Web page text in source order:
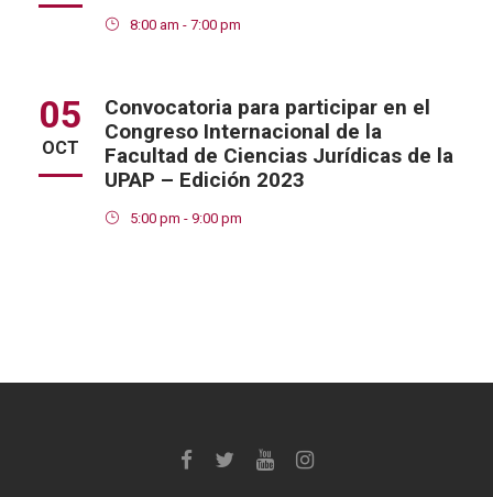
8:00 am - 7:00 pm
05
OCT
Convocatoria para participar en el
Congreso Internacional de la
Facultad de Ciencias Jurídicas de la
UPAP – Edición 2023
5:00 pm - 9:00 pm